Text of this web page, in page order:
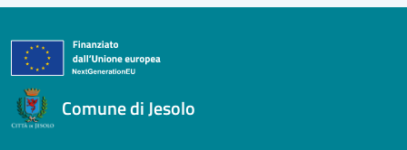
Comune di Jesolo